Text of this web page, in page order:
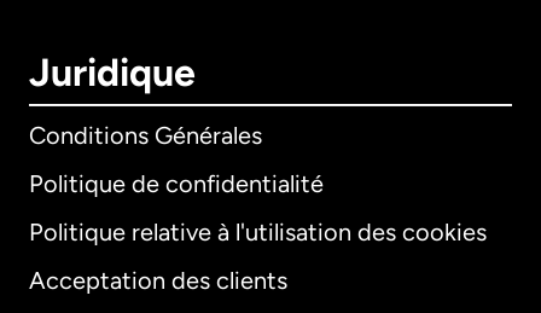
Juridique
Conditions Générales
Politique de confidentialité
Politique relative à l'utilisation des cookies
Acceptation des clients